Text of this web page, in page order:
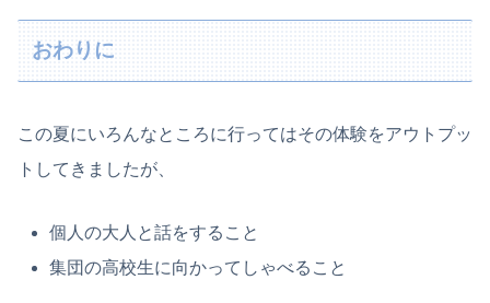
おわりに
この夏にいろんなところに行ってはその体験をアウトプッ
トしてきましたが、
個人の大人と話をすること
集団の高校生に向かってしゃべること